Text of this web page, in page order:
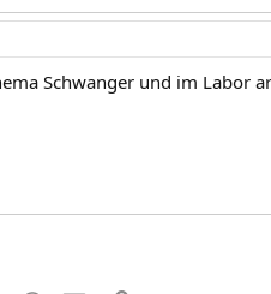
Schwanger und im Labor